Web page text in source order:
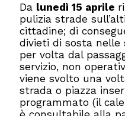
Da lunedì 15 aprile
pulizia strade
cittadine; di
divieti di sosta
per volta dal
servizio, non
viene svolto una
strada o piazza
programmato (il